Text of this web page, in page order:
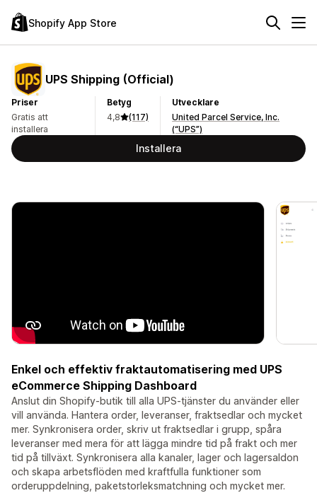
Shopify App Store
UPS Shipping (Official)
Priser
Gratis att
installera
Betyg
4,8
(117)
Utvecklare
United Parcel Service, Inc.
(“UPS”)
Installera
Enkel och effektiv fraktautomatisering med UPS
eCommerce Shipping Dashboard
Anslut din Shopify-butik till alla UPS-tjänster du använder eller
vill använda. Hantera order, leveranser, fraktsedlar och mycket
mer. Synkronisera order, skriv ut fraktsedlar i grupp, spåra
leveranser med mera för att lägga mindre tid på frakt och mer
tid på tillväxt. Synkronisera alla kanaler, lager och lagersaldon
och skapa arbetsflöden med kraftfulla funktioner som
orderuppdelning, paketstorleksmatchning och mycket mer.